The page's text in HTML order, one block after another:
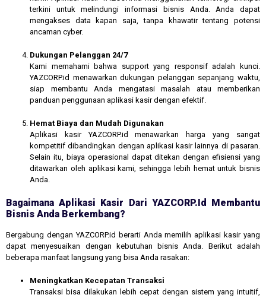
terkini untuk melindungi informasi bisnis Anda. Anda dapat
mengakses data kapan saja, tanpa khawatir tentang potensi
ancaman cyber.
Dukungan Pelanggan 24/7
Kami memahami bahwa support yang responsif adalah kunci.
YAZCORP.id menawarkan dukungan pelanggan sepanjang waktu,
siap membantu Anda mengatasi masalah atau memberikan
panduan penggunaan aplikasi kasir dengan efektif.
Hemat Biaya dan Mudah Digunakan
Aplikasi kasir YAZCORP.id menawarkan harga yang sangat
kompetitif dibandingkan dengan aplikasi kasir lainnya di pasaran.
Selain itu, biaya operasional dapat ditekan dengan efisiensi yang
ditawarkan oleh aplikasi kami, sehingga lebih hemat untuk bisnis
Anda.
Bagaimana Aplikasi Kasir Dari YAZCORP.id Membantu
Bisnis Anda Berkembang?
Bergabung dengan YAZCORP.id berarti Anda memilih aplikasi kasir yang
dapat menyesuaikan dengan kebutuhan bisnis Anda. Berikut adalah
beberapa manfaat langsung yang bisa Anda rasakan:
Meningkatkan Kecepatan Transaksi
Transaksi bisa dilakukan lebih cepat dengan sistem yang intuitif,